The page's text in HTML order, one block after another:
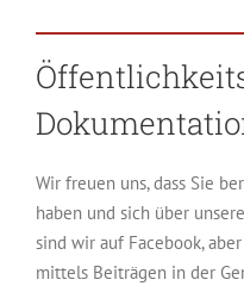
Wir freuen uns, dass Sie
haben und sich über
sind wir auf Facebook,
mittels Beiträgen in der